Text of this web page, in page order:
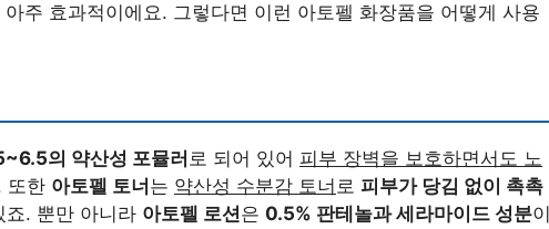
아주 효과적이에요. 그렇다면 이런 아토펠 화장품을 어떻게 사용
의 약산성 포뮬러 로 되어 있어 피부 장벽을 보호하면서도 노
또한 아토펠 토너 는 약산성 수분감 토너 로 피부가 당김 없이 촉촉
죠. 뿐만 아니라 아토펠 로션은 0.5% 판테놀과 세라마이드 성분이